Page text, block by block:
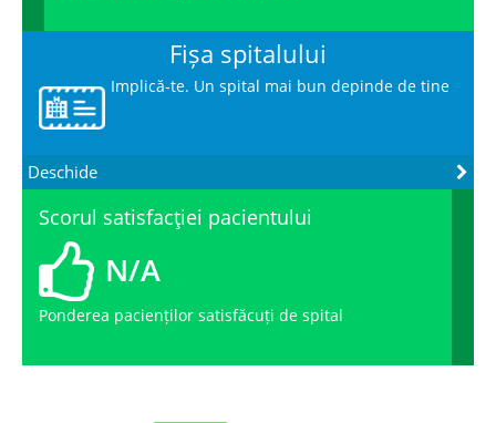
Fișa spitalului
Implică-te. Un spital mai bun depinde de tine
Deschide
Scorul satisfacţiei pacientului
N/A
Ponderea pacienților satisfăcuți de spital